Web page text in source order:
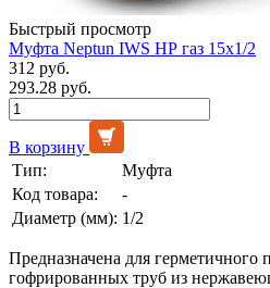
Быстрый просмотр
Муфта Neptun IWS НР газ 15х1/2
312 руб.
293.28 руб.
В корзину
Тип:
Муфта
Код товара:
-
Диаметр (мм): 1/2
Предназначена для герметичного
гофрированных труб из